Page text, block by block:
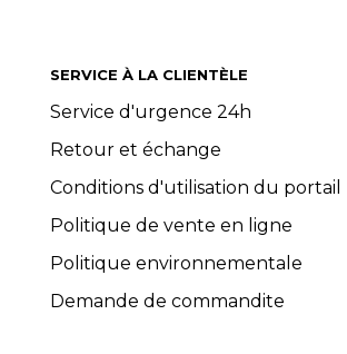
SERVICE À LA CLIENTÈLE
Service d'urgence 24h
Retour et échange
Conditions d'utilisation du portail
Politique de vente en ligne
Politique environnementale
Demande de commandite